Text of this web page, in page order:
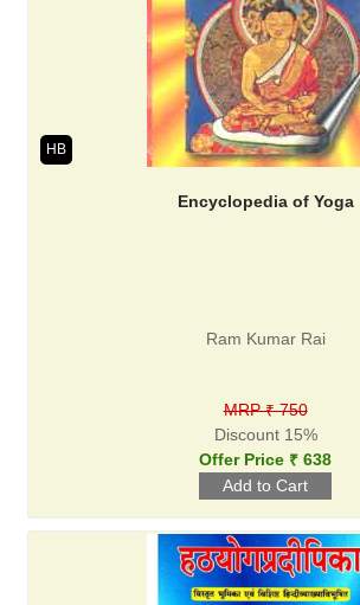
HB
Encyclopedia of Yoga
Ram Kumar Rai
MRP ₹ 750
Discount 15%
Offer Price ₹ 638